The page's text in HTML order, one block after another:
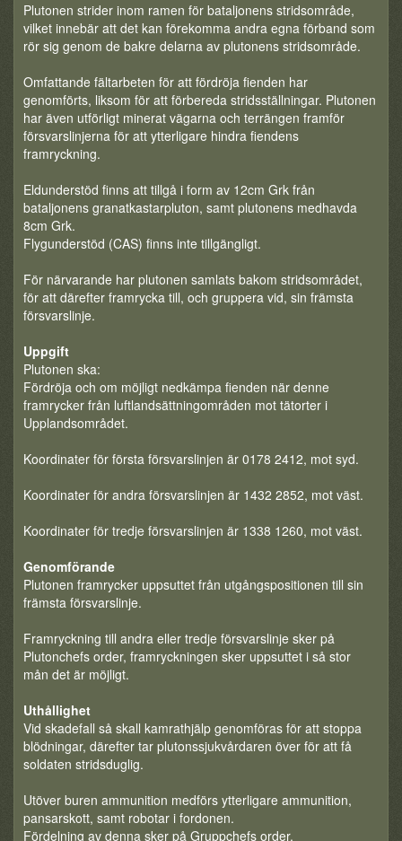
Plutonen strider inom ramen för bataljonens stridsområde,
vilket innebär att det kan förekomma andra egna förband som
rör sig genom de bakre delarna av plutonens stridsområde.
Omfattande fältarbeten för att fördröja fienden har
genomförts, liksom för att förbereda stridsställningar. Plutonen
har även utförligt minerat vägarna och terrängen framför
försvarslinjerna för att ytterligare hindra fiendens
framryckning.
Eldunderstöd finns att tillgå i form av 12cm Grk från
bataljonens granatkastarpluton, samt plutonens medhavda
8cm Grk.
Flygunderstöd (CAS) finns inte tillgängligt.
För närvarande har plutonen samlats bakom stridsområdet,
för att därefter framrycka till, och gruppera vid, sin främsta
försvarslinje.
Uppgift
Plutonen ska:
Fördröja och om möjligt nedkämpa fienden när denne
framrycker från luftlandsättningområden mot tätorter i
Upplandsområdet.
Koordinater för första försvarslinjen är 0178 2412, mot syd.
Koordinater för andra försvarslinjen är 1432 2852, mot väst.
Koordinater för tredje försvarslinjen är 1338 1260, mot väst.
Genomförande
Plutonen framrycker uppsuttet från utgångspositionen till sin
främsta försvarslinje.
Framryckning till andra eller tredje försvarslinje sker på
Plutonchefs order, framryckningen sker uppsuttet i så stor
mån det är möjligt.
Uthållighet
Vid skadefall så skall kamrathjälp genomföras för att stoppa
blödningar, därefter tar plutonssjukvårdaren över för att få
soldaten stridsduglig.
Utöver buren ammunition medförs ytterligare ammunition,
pansarskott, samt robotar i fordonen.
Fördelning av denna sker på Gruppchefs order.